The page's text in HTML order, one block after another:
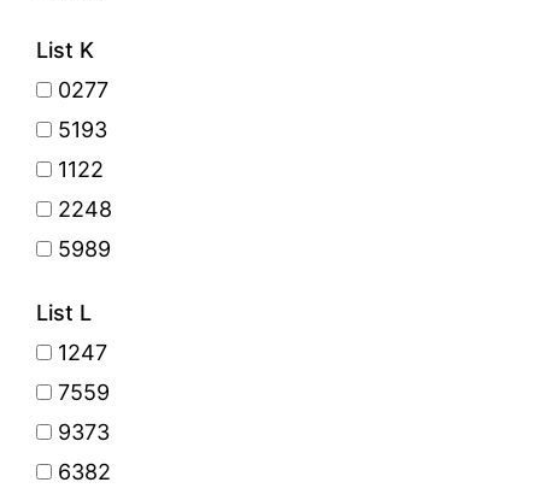
List K
0277
5193
1122
2248
5989
List L
1247
7559
9373
6382